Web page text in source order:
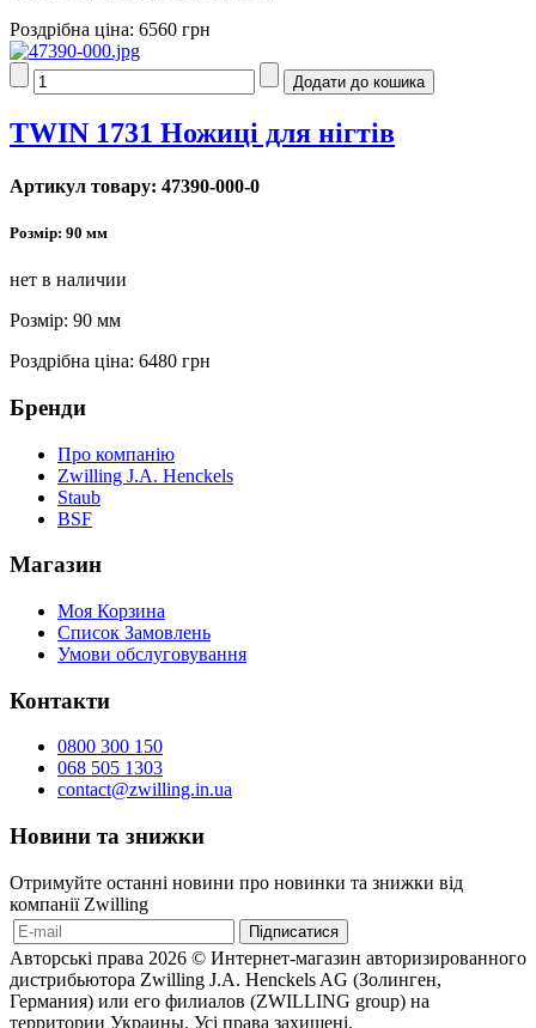
Роздрібна ціна: 6560 грн
TWIN 1731 Ножиці для нігтів
Артикул товару: 47390-000-0
Розмір: 90 мм
нет в наличии
Розмір: 90 мм
Роздрібна ціна: 6480 грн
Бренди
Про компанію
Zwilling J.A. Henckels
Staub
BSF
Магазин
Моя Корзина
Список Замовлень
Умови обслуговування
Контакти
0800 300 150
068 505 1303
contact@zwilling.in.ua
Новини та знижки
Отримуйте останні новини про новинки та знижки від
компанії Zwilling
Авторські права 2026 © Интернет-магазин авторизированного
дистрибьютора Zwilling J.A. Henckels AG (Золинген,
Германия) или его филиалов (ZWILLING group) на
территории Украины. Усі права захищені.